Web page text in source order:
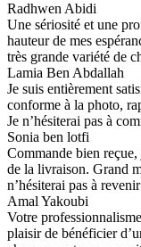
Radhwen Abidi
Une sériosité et une
hauteur de mes
très grande variété de
Lamia Ben Abdallah
Je suis entièrement
conforme à la photo,
Je n’hésiterai pas à
Sonia ben lotfi
Commande bien
de la livraison. Grand
n’hésiterai pas à
Amal Yakoubi
Votre
plaisir de bénéficier